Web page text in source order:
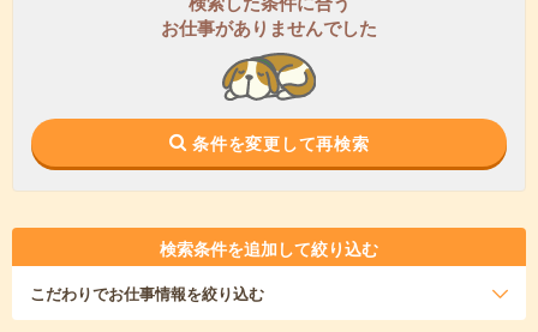
お仕事がありませんでした
条件を変更して再検索
検索条件を追加して絞り込む
こだわりでお仕事情報を絞り込む